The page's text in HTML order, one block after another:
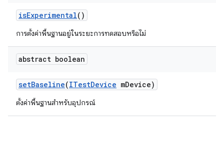
isExperimental()
การตั้งค่าพื้นฐานอยู่ในระยะการทดสอบหรือไม่
abstract boolean
setBaseline(ITestDevice mDevice)
ตั้งค่าพื้นฐานสําหรับอุปกรณ์